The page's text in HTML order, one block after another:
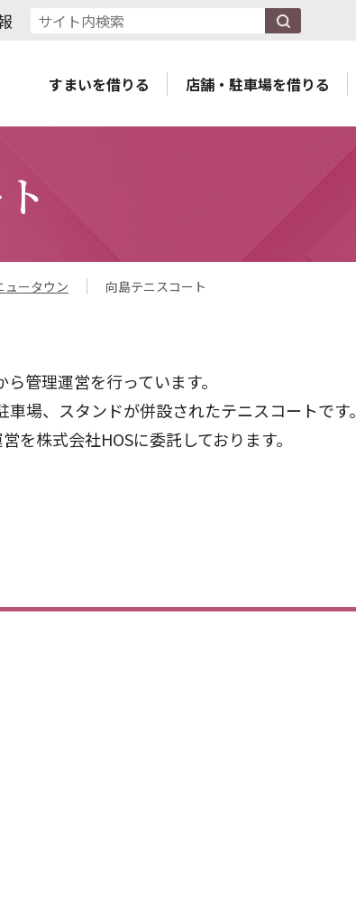
すまいを借りる 店舗・駐車場を借りる
ュータウン 向島テニスコート
管理運営を行っています。
場、スタンドが併設されたテニスコートです。
を株式会社HOSに委託しております。